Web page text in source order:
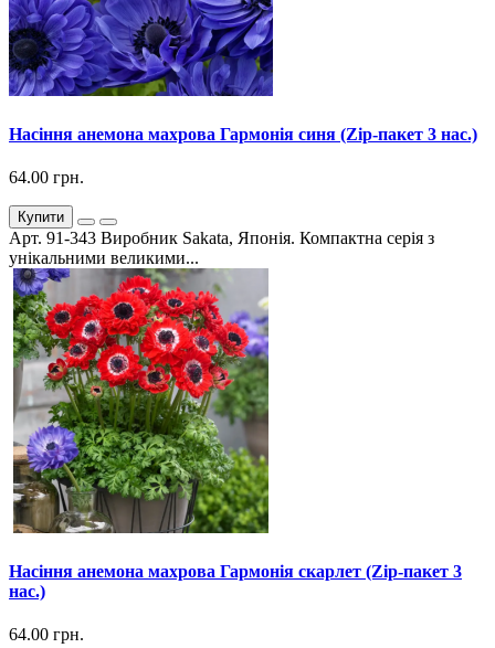
Насіння анемона махрова Гармонія синя (Zip-пакет 3 нас.)
64.00 грн.
Купити
Арт. 91-343 Виробник Sakata, Японія. Компактна серія з
унікальними великими...
Насіння анемона махрова Гармонія скарлет (Zip-пакет 3
нас.)
64.00 грн.